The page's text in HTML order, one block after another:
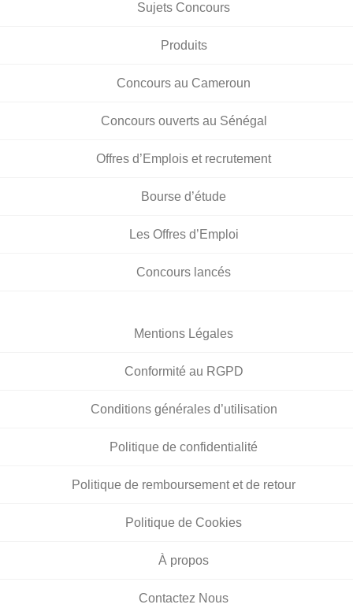
Sujets Concours
Produits
Concours au Cameroun
Concours ouverts au Sénégal
Offres d’Emplois et recrutement
Bourse d’étude
Les Offres d’Emploi
Concours lancés
Mentions Légales
Conformité au RGPD
Conditions générales d’utilisation
Politique de confidentialité
Politique de remboursement et de retour
Politique de Cookies
À propos
Contactez Nous